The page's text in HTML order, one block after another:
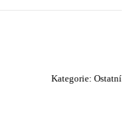
Kategorie: Ostatní